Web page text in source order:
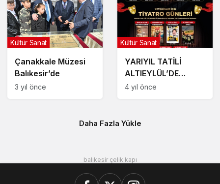
Çanakkale Müzesi
Balıkesir’de
Kültür Sanat
3 yıl önce
YARIYIL TATİLİ
ALTIEYLÜL’DE
GÜZEL
Kültür Sanat
4 yıl önce
Daha Fazla Yükle
balıkesir çelik kapı